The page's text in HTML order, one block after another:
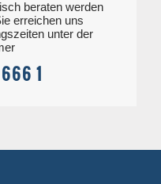
beraten werden
erreichen uns
unter der
1